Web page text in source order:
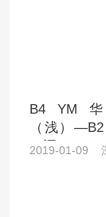
B4 YM
（浅）
（深）
2019-01-09